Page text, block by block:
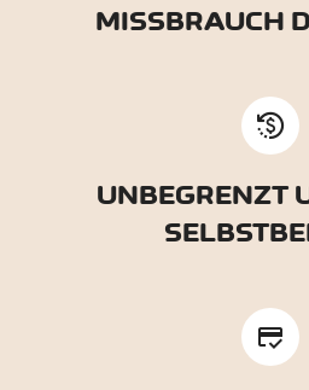
MISSBRAUCH
UNBEGRENZT
credit_score